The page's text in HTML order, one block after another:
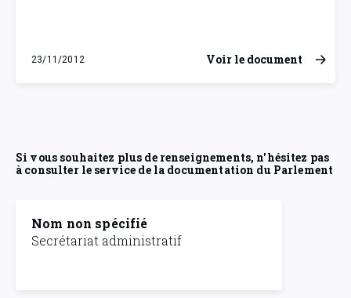
23/11/2012
vendredi 23 novembre 2012
Voir le document
Si vous souhaitez plus de renseignements, n'hésitez pas
à consulter le service de la documentation du Parlement
Nom non spécifié
Secrétariat administratif